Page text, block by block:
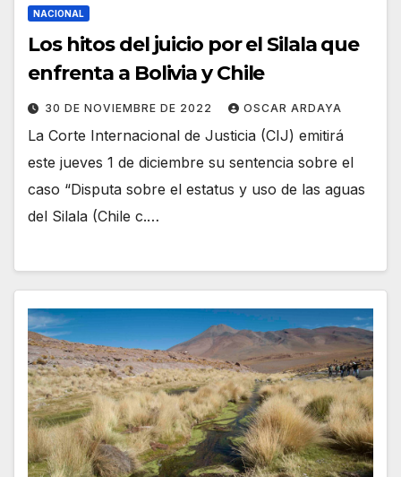
NACIONAL
Los hitos del juicio por el Silala que
enfrenta a Bolivia y Chile
30 DE NOVIEMBRE DE 2022 OSCAR ARDAYA
La Corte Internacional de Justicia (CIJ) emitirá
este jueves 1 de diciembre su sentencia sobre el
caso “Disputa sobre el estatus y uso de las aguas
del Silala (Chile c.…